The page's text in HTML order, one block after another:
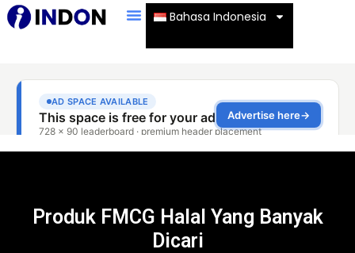
Bahasa Indonesia
Produk FMCG Halal Yang Banyak
Dicari